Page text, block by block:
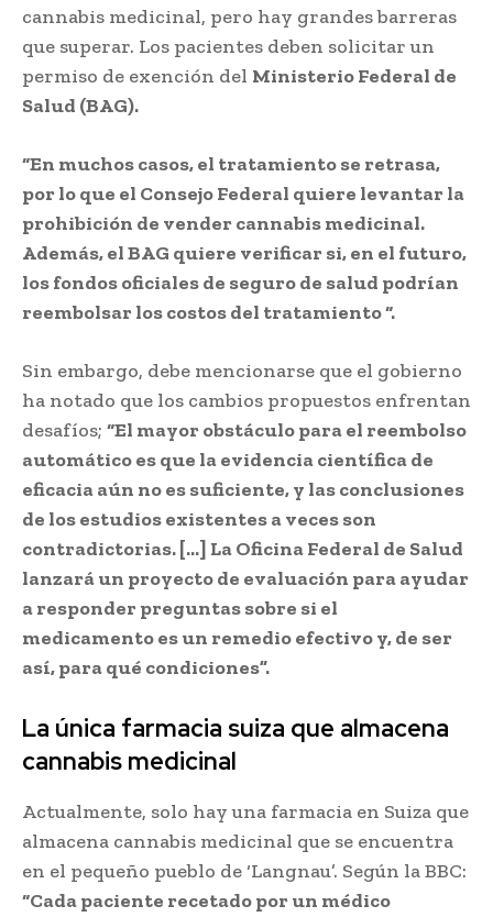
cannabis medicinal, pero hay grandes barreras
que superar. Los pacientes deben solicitar un
permiso de exención del Ministerio Federal de
Salud (BAG).
“En muchos casos, el tratamiento se retrasa,
por lo que el Consejo Federal quiere levantar la
prohibición de vender cannabis medicinal.
Además, el BAG quiere verificar si, en el futuro,
los fondos oficiales de seguro de salud podrían
reembolsar los costos del tratamiento “.
Sin embargo, debe mencionarse que el gobierno
ha notado que los cambios propuestos enfrentan
desafíos; “El mayor obstáculo para el reembolso
automático es que la evidencia científica de
eficacia aún no es suficiente, y las conclusiones
de los estudios existentes a veces son
contradictorias. […] La Oficina Federal de Salud
lanzará un proyecto de evaluación para ayudar
a responder preguntas sobre si el
medicamento es un remedio efectivo y, de ser
así, para qué condiciones”.
La única farmacia suiza que almacena
cannabis medicinal
Actualmente, solo hay una farmacia en Suiza que
almacena cannabis medicinal que se encuentra
en el pequeño pueblo de ‘Langnau’. Según la BBC:
“Cada paciente recetado por un médico